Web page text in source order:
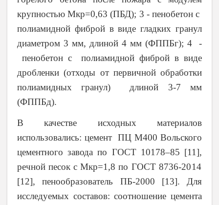
крупностью Мкр=0,63 (ПБД); 3 - пенобетон с
полиамидной фиброй в виде гладких гранул
диаметром 3 мм, длиной 4 мм (ФППБг); 4 -
пенобетон с полиамидной фиброй в виде
дробленки (отходы от первичной обработки
полиамидных гранул) длиной 3-7 мм
(ФППБд).
В качестве исходных материалов
использовались: цемент ПЦ М400 Вольского
цементного завода по ГОСТ 10178–85 [11],
речной песок с Мкр=1,8 по ГОСТ 8736-2014
[12], пенообразователь ПБ-2000 [13]. Для
исследуемых составов: соотношение це­мента